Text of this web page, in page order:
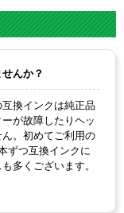
んか？
換インクは純正品
が故障したりヘッ
。初めてご利用の
ずつ互換インクに
多くございます。